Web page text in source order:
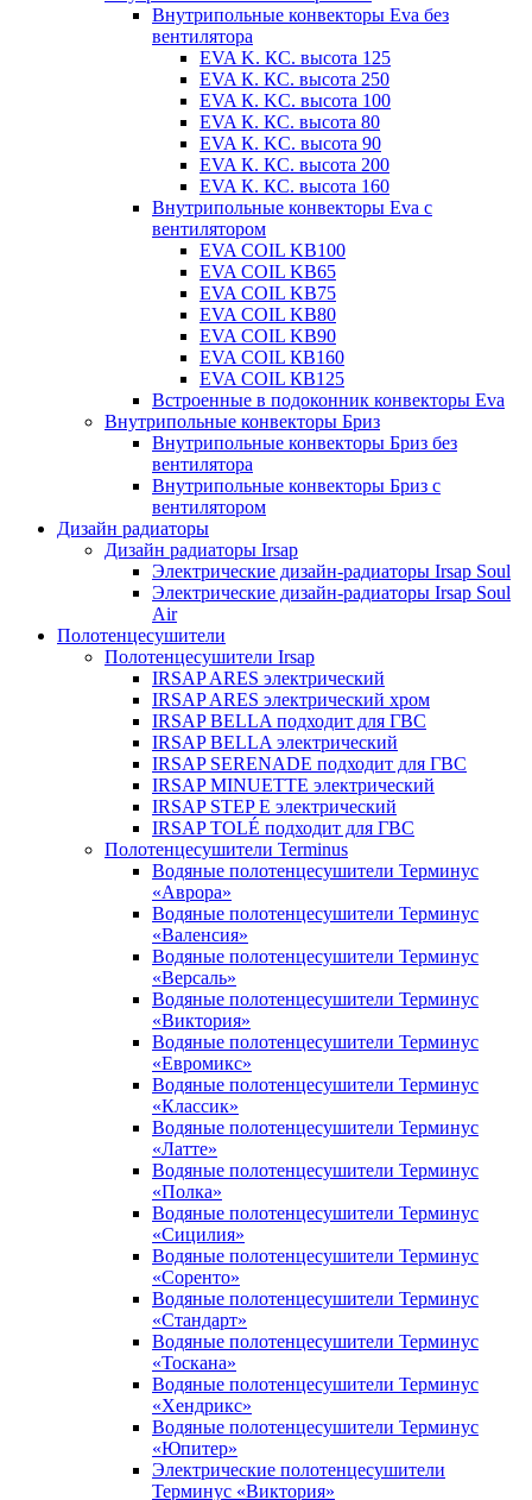
Внутрипольные конвекторы Eva без
вентилятора
EVA K. КС. высота 125
EVA К. КС. высота 250
EVA К. KС. высота 100
EVA К. КС. высота 80
EVA К. KC. высота 90
EVA К. КС. высота 200
EVA К. КС. высота 160
Внутрипольные конвекторы Eva с
вентилятором
EVA COIL KB100
EVA COIL KB65
EVA COIL KB75
EVA COIL KB80
EVA COIL KB90
EVA COIL КВ160
EVA COIL КВ125
Встроенные в подоконник конвекторы Eva
Внутрипольные конвекторы Бриз
Внутрипольные конвекторы Бриз без
вентилятора
Внутрипольные конвекторы Бриз с
вентилятором
Дизайн радиаторы
Дизайн радиаторы Irsap
Электрические дизайн-радиаторы Irsap Soul
Электрические дизайн-радиаторы Irsap Soul
Air
Полотенцесушители
Полотенцесушители Irsap
IRSAP ARES электрический
IRSAP ARES электрический хром
IRSAP BELLA подходит для ГВС
IRSAP BELLA электрический
IRSAP SERENADE подходит для ГВС
IRSAP MINUETTE электрический
IRSAP STEP E электрический
IRSAP TOLÉ подходит для ГВС
Полотенцесушители Terminus
Водяные полотенцесушители Терминус
«Аврора»
Водяные полотенцесушители Терминус
«Валенсия»
Водяные полотенцесушители Терминус
«Версаль»
Водяные полотенцесушители Терминус
«Виктория»
Водяные полотенцесушители Терминус
«Евромикс»
Водяные полотенцесушители Терминус
«Классик»
Водяные полотенцесушители Терминус
«Латте»
Водяные полотенцесушители Терминус
«Полка»
Водяные полотенцесушители Терминус
«Сицилия»
Водяные полотенцесушители Терминус
«Соренто»
Водяные полотенцесушители Терминус
«Стандарт»
Водяные полотенцесушители Терминус
«Тоскана»
Водяные полотенцесушители Терминус
«Хендрикс»
Водяные полотенцесушители Терминус
«Юпитер»
Электрические полотенцесушители
Терминус «Виктория»